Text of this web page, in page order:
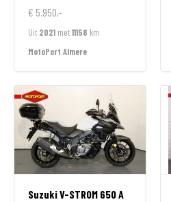
€ 5.950,-
Uit 2021 met11158 km
MotoPort Almere
SuzukiV-STROM 650 A